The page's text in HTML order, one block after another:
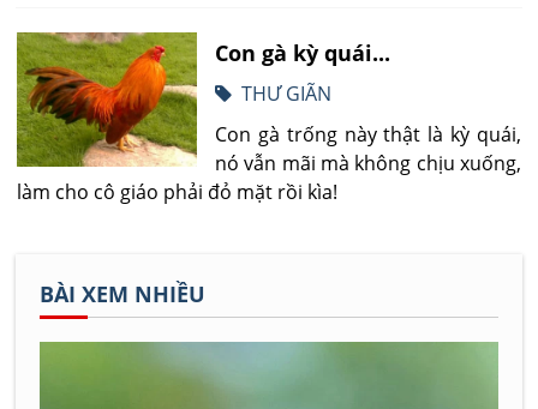
Con gà kỳ quái...
THƯ GIÃN
Con gà trống này thật là kỳ quái,
nó vẫn mãi mà không chịu xuống,
làm cho cô giáo phải đỏ mặt rồi kìa!
BÀI XEM NHIỀU